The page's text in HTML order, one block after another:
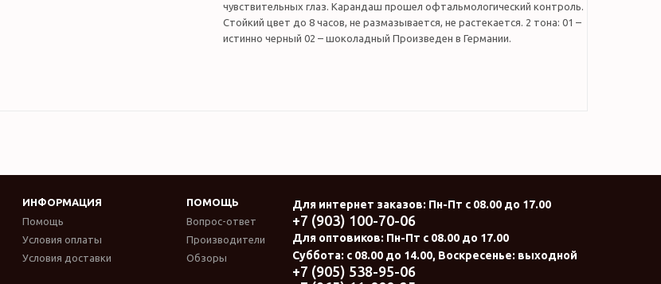
чувствительных глаз. Карандаш прошел офтальмологический контроль.
Стойкий цвет до 8 часов, не размазывается, не растекается. 2 тона: 01 –
истинно черный 02 – шоколадный Произведен в Германии.
ИНФОРМАЦИЯ
ПОМОЩЬ
Помощь
Условия оплаты
Условия доставки
Вопрос-ответ
Производители
Обзоры
Для интернет заказов: Пн-Пт с 08.00 до 17.00
+7 (903) 100-70-06
Для оптовиков: Пн-Пт с 08.00 до 17.00
Суббота: с 08.00 до 14.00, Воскресенье: выходной
+7 (905) 538-95-06